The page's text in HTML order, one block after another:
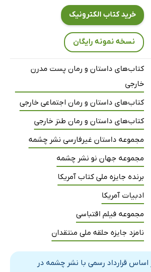
خرید کتاب الکترونیک
نسخه نمونه رایگان
کتاب‌های داستان و رمان پست مدرن
خارجی
کتاب‌های داستان و رمان اجتماعی خارجی
کتاب‌های داستان و رمان طنز خارجی
مجموعه داستان غیرفارسی نشر چشمه
مجموعه جهان نو نشر چشمه
برنده جایزه ملی کتاب آمریکا
ادبیات آمریکا
مجموعه فیلم اقتباسی
نامزد جایزه حلقه ملی منتقدان
اساس قرارداد رسمی با نشر چشمه در